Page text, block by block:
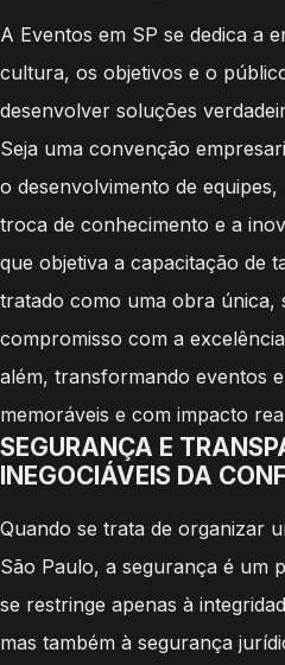
A Eventos em SP se dedica a
cultura, os objetivos e o
desenvolver soluções
Seja uma convenção
o desenvolvimento de
troca de conhecimento e a
que objetiva a capacitação de
tratado como uma obra única,
compromisso com a
além, transformando eventos
memoráveis e com impacto
SEGURANÇA E
INEGOCIÁVEIS DA
Quando se trata de organizar
São Paulo, a segurança é um
se restringe apenas à
mas também à segurança